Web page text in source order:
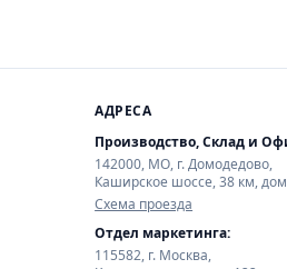
АДРЕСА
Производство, Склад и
142000, МО, г. Домодедово,
Каширское шоссе, 38 км,
Схема проезда
Отдел маркетинга:
115582, г. Москва,